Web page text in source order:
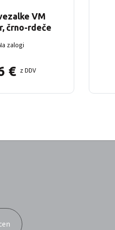
VM
črno-rdeče
zalogi
€ z DDV